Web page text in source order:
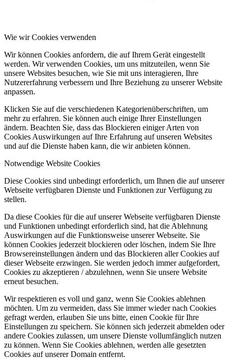
Wie wir Cookies verwenden
Wir können Cookies anfordern, die auf Ihrem Gerät eingestellt
werden. Wir verwenden Cookies, um uns mitzuteilen, wenn Sie
unsere Websites besuchen, wie Sie mit uns interagieren, Ihre
Nutzererfahrung verbessern und Ihre Beziehung zu unserer Website
anpassen.
Klicken Sie auf die verschiedenen Kategorienüberschriften, um
mehr zu erfahren. Sie können auch einige Ihrer Einstellungen
ändern. Beachten Sie, dass das Blockieren einiger Arten von
Cookies Auswirkungen auf Ihre Erfahrung auf unseren Websites
und auf die Dienste haben kann, die wir anbieten können.
Notwendige Website Cookies
Diese Cookies sind unbedingt erforderlich, um Ihnen die auf unserer
Webseite verfügbaren Dienste und Funktionen zur Verfügung zu
stellen.
Da diese Cookies für die auf unserer Webseite verfügbaren Dienste
und Funktionen unbedingt erforderlich sind, hat die Ablehnung
Auswirkungen auf die Funktionsweise unserer Webseite. Sie
können Cookies jederzeit blockieren oder löschen, indem Sie Ihre
Browsereinstellungen ändern und das Blockieren aller Cookies auf
dieser Webseite erzwingen. Sie werden jedoch immer aufgefordert,
Cookies zu akzeptieren / abzulehnen, wenn Sie unsere Website
erneut besuchen.
Wir respektieren es voll und ganz, wenn Sie Cookies ablehnen
möchten. Um zu vermeiden, dass Sie immer wieder nach Cookies
gefragt werden, erlauben Sie uns bitte, einen Cookie für Ihre
Einstellungen zu speichern. Sie können sich jederzeit abmelden oder
andere Cookies zulassen, um unsere Dienste vollumfänglich nutzen
zu können. Wenn Sie Cookies ablehnen, werden alle gesetzten
Cookies auf unserer Domain entfernt.